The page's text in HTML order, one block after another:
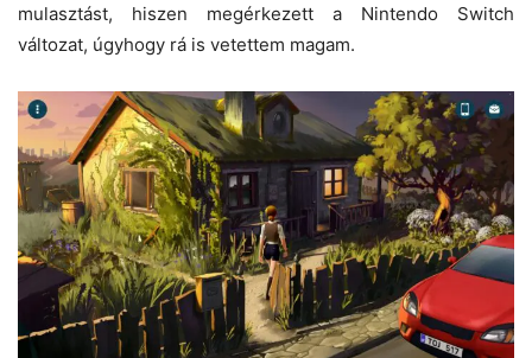
mulasztást, hiszen megérkezett a Nintendo Switch
változat, úgyhogy rá is vetettem magam.